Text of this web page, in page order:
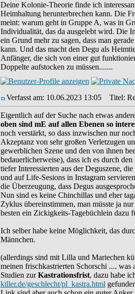
Deine Kolonie-Theorie finde ich
Heimhaltung herunterbrechen kann. Die
meint: warum geht in Gruppe A, was in
Individualität, das da ausgelebt wird. Die
ein Grund mehr zu sagen, dass man
kann. Und das macht den Degu als
Anfänger, die sich von einer gut
Doppelte aufstocken zu müssen.......
Verfasst am: 10.06.2023 13:05 Titel:
Eigentlich auf der Suche nach etwas
oben sind mE auf allen Ebenen so
noch verstärkt, so dass inzwischen nur
Akzeptanz von sehr großen Verletzugen
gewerblichen Szene und den von ihnen
bedauerlicherweise), dass ich es durch
tiefer Interessierten aus der Deguszene,
und auf Life-Sesions in Instagram
die Überzeugung, dass Degus
Nun sind es keine Chinchillas und eher
Zyklus übereinstimmen, man müsste ja
besten ein Zickigkeits-Tagebüchlein dazu
Ich selber habe keine Möglichkeit, das
Männchen.
(allerdings sind mit Lilla und Mariechen
meinen frischkastrierten Schorschi ....
Studien zurKastrationsfrist, dazu habe
killer.de/geschlecht/pl_kastra.html